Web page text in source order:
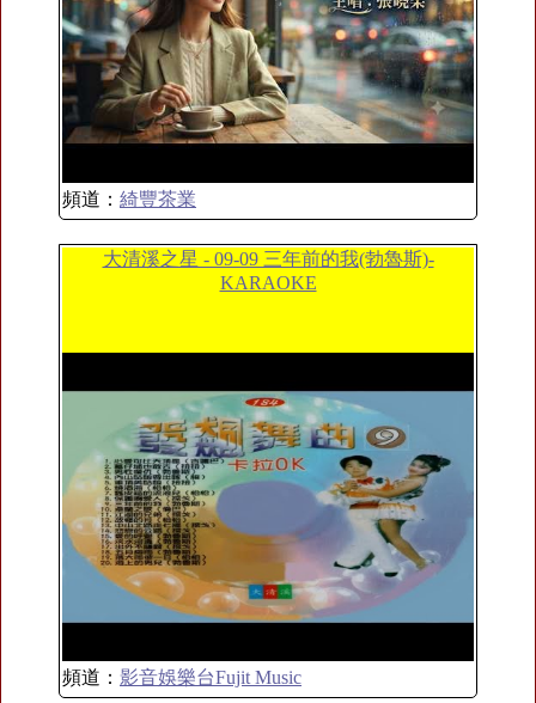
頻道： 綺豐茶業
大清溪之星 - 09-09 三年前的我(勃魯斯)-
KARAOKE
頻道： 影音娛樂台Fujit Music